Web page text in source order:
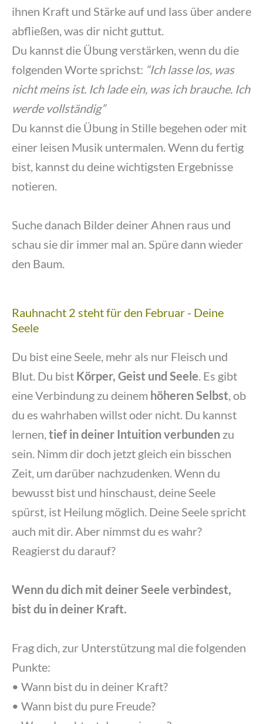
ihnen Kraft und Stärke auf und lass über andere
abfließen, was dir nicht guttut.
Du kannst die Übung verstärken, wenn du die
folgenden Worte sprichst: “Ich lasse los, was
nicht meins ist. Ich lade ein, was ich brauche. Ich
werde vollständig”
Du kannst die Übung in Stille begehen oder mit
einer leisen Musik untermalen. Wenn du fertig
bist, kannst du deine wichtigsten Ergebnisse
notieren.
Suche danach Bilder deiner Ahnen raus und
schau sie dir immer mal an. Spüre dann wieder
den Baum.
Rauhnacht 2 steht für den Februar - Deine
Seele
Du bist eine Seele, mehr als nur Fleisch und
Blut. Du bist Körper, Geist und Seele. Es gibt
eine Verbindung zu deinem höheren Selbst, ob
du es wahrhaben willst oder nicht. Du kannst
lernen, tief in deiner Intuition verbunden zu
sein. Nimm dir doch jetzt gleich ein bisschen
Zeit, um darüber nachzudenken. Wenn du
bewusst bist und hinschaust, deine Seele
spürst, ist Heilung möglich. Deine Seele spricht
auch mit dir. Aber nimmst du es wahr?
Reagierst du darauf?
Wenn du dich mit deiner Seele verbindest,
bist du in deiner Kraft.
Frag dich, zur Unterstützung mal die folgenden
Punkte:
• Wann bist du in deiner Kraft?
• Wann bist du pure Freude?